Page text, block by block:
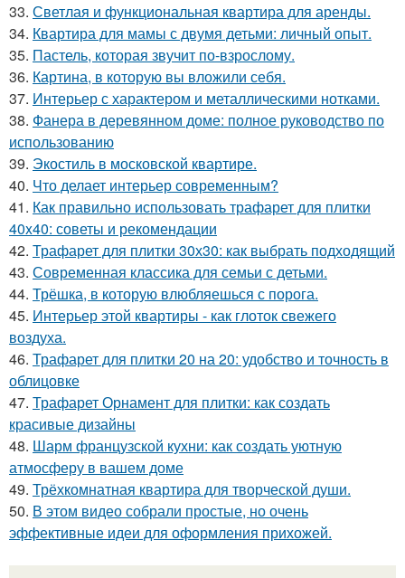
33. Светлая и функциональная квартира для аренды.
34. Квартира для мамы с двумя детьми: личный опыт.
35. Пастель, которая звучит по-взрослому.
36. Картина, в которую вы вложили себя.
37. Интерьер с характером и металлическими нотками.
38. Фанера в деревянном доме: полное руководство по
использованию
39. Экостиль в московской квартире.
40. Что делает интерьер современным?
41. Как правильно использовать трафарет для плитки
40x40: советы и рекомендации
42. Трафарет для плитки 30х30: как выбрать подходящий
43. Современная классика для семьи с детьми.
44. Трёшка, в которую влюбляешься с порога.
45. Интерьер этой квартиры - как глоток свежего
воздуха.
46. Трафарет для плитки 20 на 20: удобство и точность в
облицовке
47. Трафарет Орнамент для плитки: как создать
красивые дизайны
48. Шарм французской кухни: как создать уютную
атмосферу в вашем доме
49. Трёхкомнатная квартира для творческой души.
50. В этом видео собрали простые, но очень
эффективные идеи для оформления прихожей.